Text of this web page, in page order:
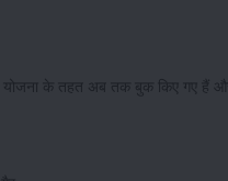
के तहत अब तक बुक किए गए हैं और